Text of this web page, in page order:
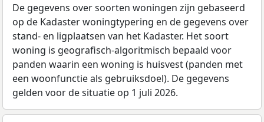
De gegevens over soorten woningen zijn gebaseerd
op de Kadaster woningtypering en de gegevens over
stand- en ligplaatsen van het Kadaster. Het soort
woning is geografisch-algoritmisch bepaald voor
panden waarin een woning is huisvest (panden met
een woonfunctie als gebruiksdoel). De gegevens
gelden voor de situatie op 1 juli 2026.